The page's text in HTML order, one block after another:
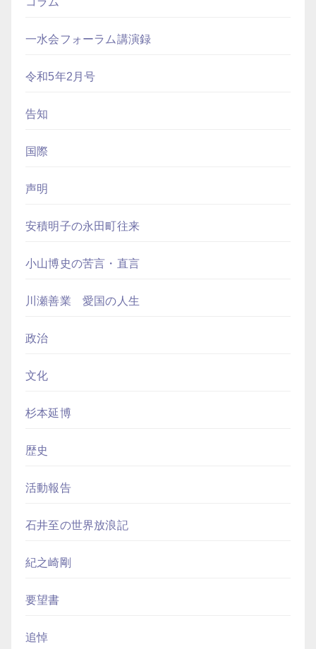
一水会フォーラム講演録
令和5年2月号
告知
国際
声明
安積明子の永田町往来
小山博史の苦言・直言
川瀬善業 愛国の人生
政治
文化
杉本延博
歴史
活動報告
石井至の世界放浪記
紀之崎剛
要望書
追悼